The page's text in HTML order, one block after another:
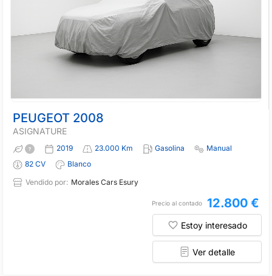
PEUGEOT 2008
ASIGNATURE
2019 23.000 Km Gasolina
Manual
82 CV
Blanco
Vendido por: Morales Cars Esury
Precio al contado 12.800 €
Estoy interesado
Ver detalle